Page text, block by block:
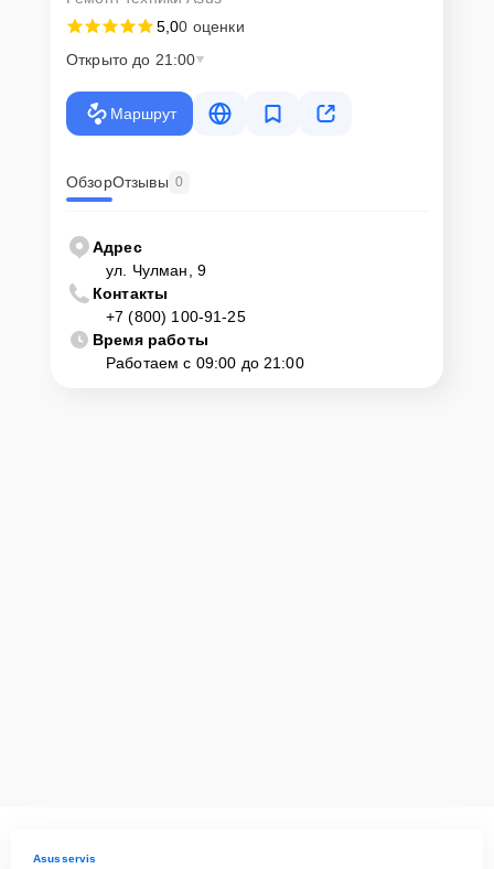
мастера
крупногабаритной техники, он может заказать курьерскую
доставку или услугу выезда мастера. Специалист приедет в
Как приехать в сервисный
центр
Клиент может самостоятельно привезти устройство на
диагностику и ремонт. Для этого нужно позвонить по телефону
горячей линии или оставить заявку, согласовать удобное время и
подъехать по адресу: г. Нижнекамск, ул. Чулман, 9.
5,00 оценки
Открыто до 21:00
Маршрут
ОбзорОтзывы 0
Адрес
ул. Чулман, 9
Контакты
+7 (800) 100-91-25
Время работы
Работаем с 09:00 до 21:00
Asusservis